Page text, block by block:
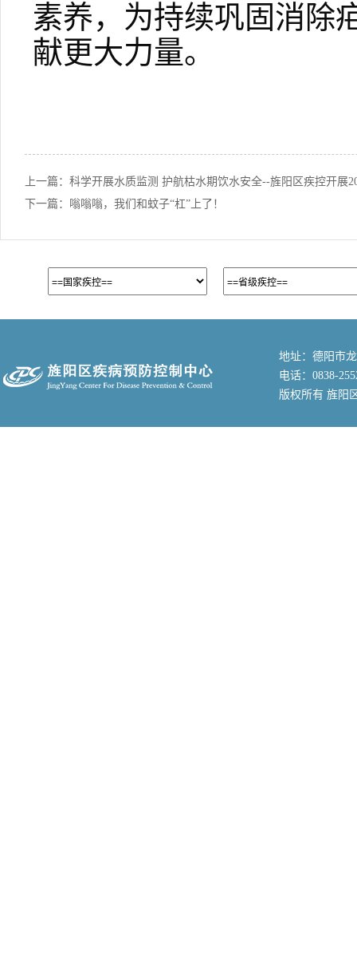
素养，为持续巩固消除
献更大力量。
上一篇： 科学开展水质监测 护航枯水期饮水安全--旌阳区疾控开展
下一篇： 嗡嗡嗡，我们和蚊子“杠”上了！
地址：德阳市
电话：0838-
版权所有 旌阳